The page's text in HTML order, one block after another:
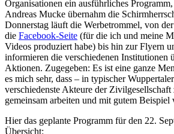
Organisationen ein ausführliches
Andreas Mucke übernahm die
Donnerstag läuft die Werbetrommel, von der
die Facebook-Seite (für die ich und meine
Videos produziert habe) bis hin zur Flyern
informieren die verschiedenen Institutionen
Aktionen. Zugegeben: Es ist eine ganze
es mich sehr, dass – in typischer
verschiedenste Akteure der Zivilgesellschaft
gemeinsam arbeiten und mit gutem Beispiel
Hier das geplante Programm für den 22.
Übersicht: